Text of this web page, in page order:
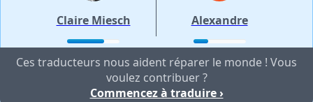
Claire Miesch Alexandre
Ces traducteurs nous aident réparer le monde ! Vous
voulez contribuer ?
Commencez à traduire ›